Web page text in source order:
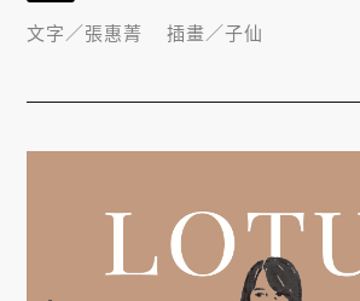
文字／張惠菁 插畫／子仙